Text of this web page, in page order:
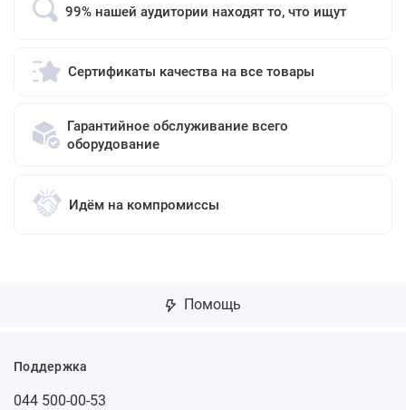
99% нашей аудитории находят то, что ищут
Сертификаты качества на все товары
Гарантийное обслуживание всего
оборудование
Идём на компромиссы
Помощь
Поддержка
044 500-00-53